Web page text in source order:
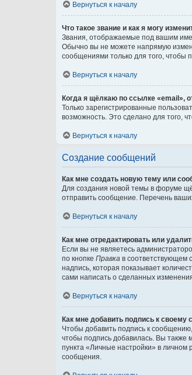
Вернуться к началу
Что такое звание и как я могу
Звания, отображаемые под вашим
Обычно вы не можете напрямую
сообщениями только для того, чтобы
Вернуться к началу
Когда я щёлкаю по ссылке «email»,
Только зарегистрированные
возможность. Это сделано для того,
Вернуться к началу
Создание сообщений
Как мне создать новую тему или
Для создания новой темы в форуме
отправить сообщение. Перечень
Вернуться к началу
Как мне отредактировать или
Если вы не являетесь
по кнопке Правка в соответствующем
надпись, которая показывает
сами написать о сделанных
Вернуться к началу
Как мне добавить подпись к своему
Чтобы добавить подпись к
чтобы подпись добавилась. Вы
пункта «Личные настройки» в
сообщения.